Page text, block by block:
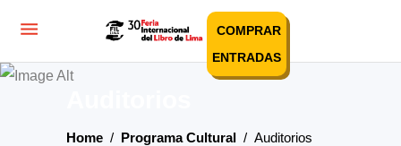
COMPRAR
ENTRADAS
Home / Programa Cultural / Auditorios